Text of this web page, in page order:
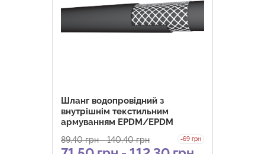
Шланг водопровідний з
внутрішнім текстильним
армуванням EPDM/EPDM
89,40грн-140,40грн -69 грн